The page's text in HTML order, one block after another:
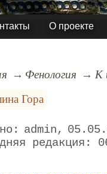
О проекте
Фенология
К
Гора
admin